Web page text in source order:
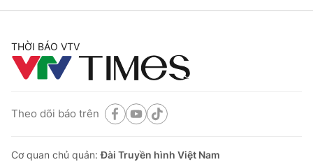
THỜI BÁO VTV
Theo dõi báo trên
Cơ quan chủ quản:Đài Truyền hình Việt Nam